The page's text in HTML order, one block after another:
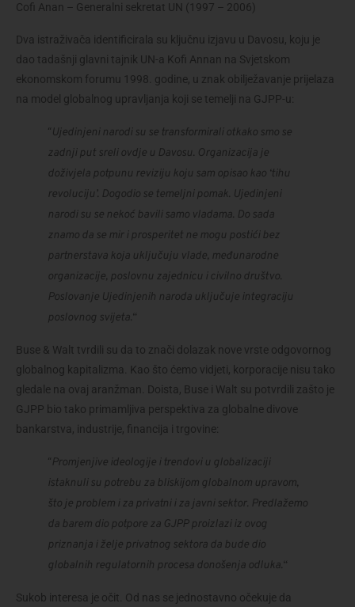
Cofi Anan – Generalni sekretat UN (1997 – 2006)
Dva istraživača identificirala su ključnu izjavu u Davosu, koju je
dao tadašnji glavni tajnik UN-a Kofi Annan na Svjetskom
ekonomskom forumu 1998. godine, u znak obilježavanje prijelaza
na model globalnog upravljanja koji se temelji na GJPP-u:
“Ujedinjeni narodi su se transformirali otkako smo se
zadnji put sreli ovdje u Davosu. Organizacija je
doživjela potpunu reviziju koju sam opisao kao ‘tihu
revoluciju’. Dogodio se temeljni pomak. Ujedinjeni
narodi su se nekoć bavili samo vladama. Do sada
znamo da se mir i prosperitet ne mogu postići bez
partnerstava koja uključuju vlade, međunarodne
organizacije, poslovnu zajednicu i civilno društvo.
Poslovanje Ujedinjenih naroda uključuje integraciju
poslovnog svijeta.“
Buse & Walt tvrdili su da to znači dolazak nove vrste odgovornog
globalnog kapitalizma. Kao što ćemo vidjeti, korporacije nisu tako
gledale na ovaj aranžman. Doista, Buse i Walt su potvrdili zašto je
GJPP bio tako primamljiva perspektiva za globalne divove
bankarstva, industrije, financija i trgovine:
“Promjenjive ideologije i trendovi u globalizaciji
istaknuli su potrebu za bliskijom globalnom upravom,
što je problem i za privatni i za javni sektor. Predlažemo
da barem dio potpore za GJPP proizlazi iz ovog
priznanja i želje privatnog sektora da bude dio
globalnih regulatornih procesa donošenja odluka.“
Sukob interesa je očit. Od nas se jednostavno očekuje da